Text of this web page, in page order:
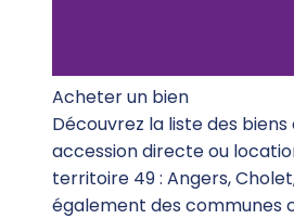
Acheter un bien
Découvrez la liste des
accession directe ou
territoire 49 : Angers,
également des communes